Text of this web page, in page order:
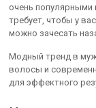
очень популярными
требует, чтобы у
можно зачесать
Модный тренд в
волосы и
для эффектного